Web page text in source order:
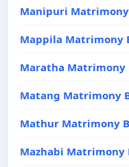
Manipuri
Mappila Matrimony
Maratha Matrimony
Matang Matrimony
Mathur Matrimony
Mazhabi Matrimony